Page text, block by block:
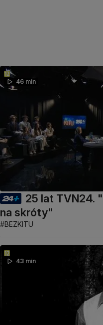
46 min
25 lat TVN24.
na skróty"
#BEZKITU
43 min